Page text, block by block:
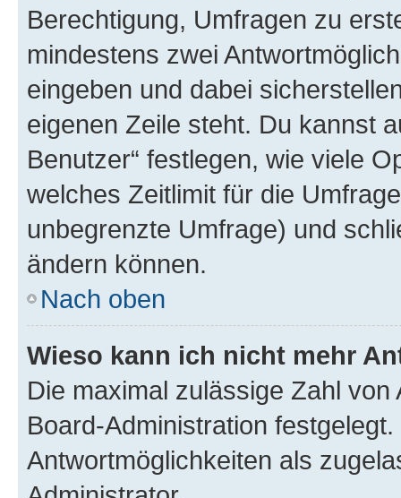
Berechtigung, Umfragen zu
mindestens zwei
eingeben und dabei
eigenen Zeile steht. Du kannst
Benutzer“ festlegen, wie viele
welches Zeitlimit für die
unbegrenzte Umfrage) und
ändern können.
Nach oben
Wieso kann ich nicht mehr
Die maximal zulässige Zahl
Board-Administration
Antwortmöglichkeiten als